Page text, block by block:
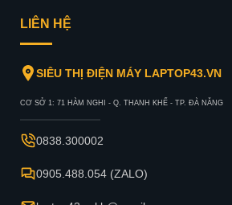
LIÊN HỆ
SIÊU THỊ ĐIỆN MÁY LAPTOP43.VN
CƠ SỞ 1: 71 HÀM NGHI - Q. THANH KHẾ - TP. ĐÀ NẴNG
0838.300002
0905.488.054 (ZALO)